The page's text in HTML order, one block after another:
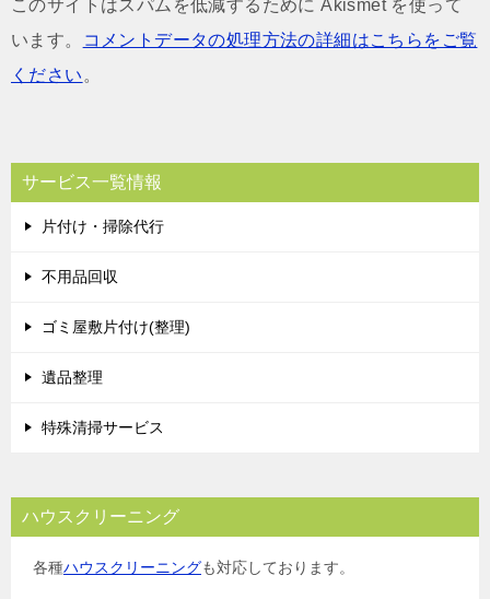
このサイトはスパムを低減するために Akismet を使って
います。
コメントデータの処理方法の詳細はこちらをご覧
ください 。
サービス一覧情報
片付け・掃除代行
不用品回収
ゴミ屋敷片付け(整理)
遺品整理
特殊清掃サービス
ハウスクリーニング
各種ハウスクリーニングも対応しております。